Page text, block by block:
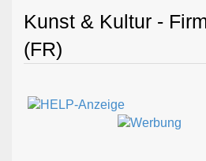
Kunst & Kultur -
(FR)